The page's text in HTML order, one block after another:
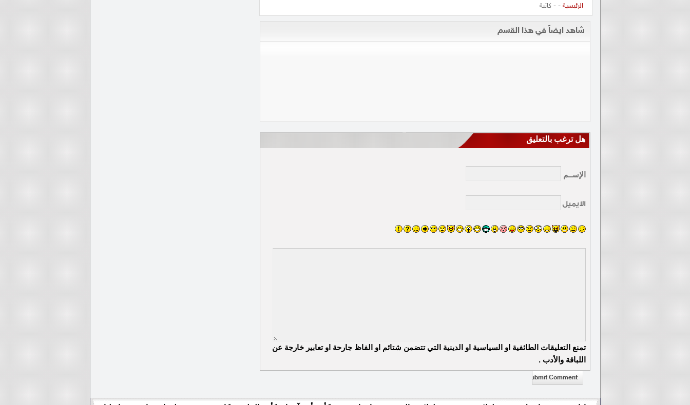
الرئيسية - - كاتبة
شاهد ايضاً في هذا القسم
هل ترغب بالتعليق
الإســم
الايميل
تمنع التعليقات الطائفية او السياسية او الدينية التي تتضمن شتائم او الفاظ جارحة او تعابير خارجة عن
اللباقة والأدب .